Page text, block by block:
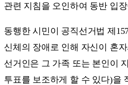
관련 지침을 오인하여 동반 입
동행한 시민이 공직선거법 제
신체의 장애로 인해 자신이 혼
선거인은 그 가족 또는 본인이
투표를 보조하게 할 수 있다)을